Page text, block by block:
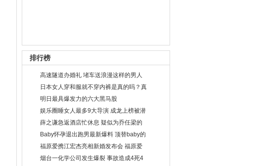
排行榜
高速隧道办婚礼 堵车送浪漫这样的男人
日本女人穿和服就不穿内裤是真的吗？真
明日最具爆发力的六大黑马股
娱乐圈睡女人最多9大导演 成龙上榜被潜
薛之谦急返酒店忙休息 疑似为乔任梁的
Baby怀孕退出跑男最新爆料 顶替baby的
福原爱携江宏杰亮相新婚发布会 福原爱
烟台一化学公司发生爆裂 事故造成4死4